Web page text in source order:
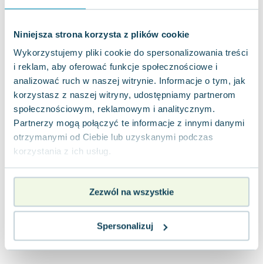
Niniejsza strona korzysta z plików cookie
Wykorzystujemy pliki cookie do spersonalizowania treści
i reklam, aby oferować funkcje społecznościowe i
analizować ruch w naszej witrynie. Informacje o tym, jak
korzystasz z naszej witryny, udostępniamy partnerom
społecznościowym, reklamowym i analitycznym.
Partnerzy mogą połączyć te informacje z innymi danymi
otrzymanymi od Ciebie lub uzyskanymi podczas
korzystania z ich usług.
Zezwól na wszystkie
Spersonalizuj
Joseph Murphy
Aleksander Puszkin
Oscar Wilde
Małgorzata Ohme
Maddie Ziegler
Leszek Czarnecki
Joanna Racewicz
Maria Seweryn
Janina Zającówna
Anna Prus (oprac.)
Nela Mała Reporterka
Agnieszka Maciąg
Terry Pratchett